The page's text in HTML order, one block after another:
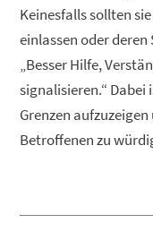
Keinesfalls sollten
einlassen oder deren
„Besser Hilfe,
signalisieren.“
Grenzen
Betroffenen zu